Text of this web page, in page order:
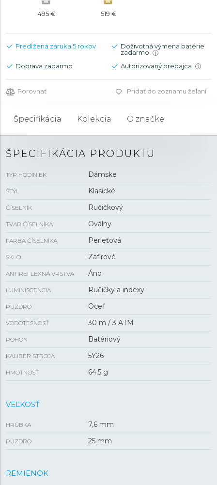
495 € 519 €
Predĺžená záruka 5 rokov
Doživotná výmena batérie
zadarmo
i
Doprava zadarmo Autorizovaný predajca i
Porovnať Pridať do zoznamu želaní
Špecifikácia Kolekcia O značke
ŠPECIFIKÁCIA PRODUKTU
TYP HODINIEK Dámske
ŠTÝL Klasické
ČÍSELNÍK Ručičkový
TVAR ČÍSELNÍKA Oválny
FARBA ČÍSELNÍKA Perleťová
SKLO Zafírové
ANTIREFLEXNÁ VRSTVA Áno
LUMINISCENCIA Ručičky a indexy
PUZDRO Oceľ
VODOTESNOSŤ 30 m / 3 ATM
POHON Batériový
KALIBER STROJA 5Y26
HMOTNOSŤ 64,5 g
VEĽKOSŤ
HRÚBKA 7,6 mm
PUZDRO 25 mm
REMIENOK